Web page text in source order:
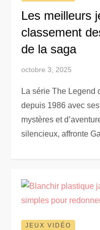
Les meilleurs
classement
de la saga
octobre 3, 2025
La série The Legend
depuis 1986 avec
mystères et
silencieux, affronte
JEUX VIDÉO